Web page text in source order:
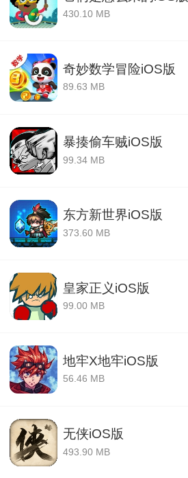
430.10 MB
奇妙数学冒险iOS版
89.63 MB
暴揍偷车贼iOS版
99.34 MB
东方新世界iOS版
373.60 MB
皇家正义iOS版
99.00 MB
地牢X地牢iOS版
56.46 MB
无侠iOS版
493.90 MB